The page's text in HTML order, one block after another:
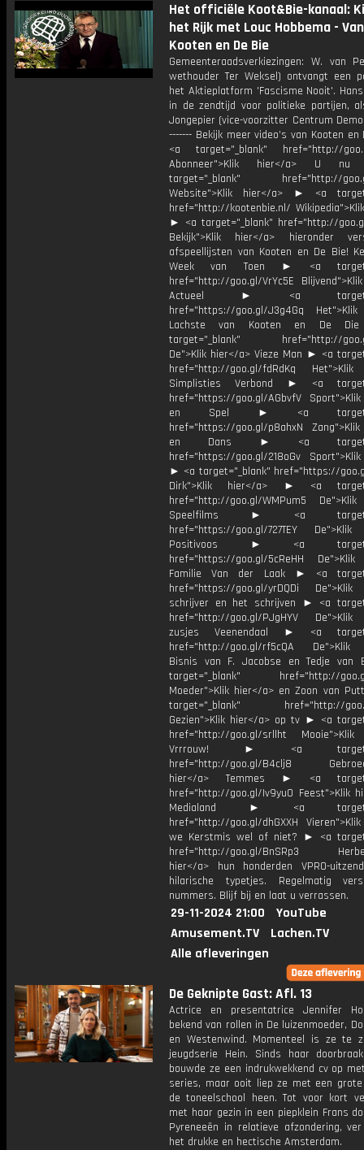
Het officiële Koot&Bie-kanaal:
het Rijk met Louc Hobbema - Van
Kooten en De Bie
Gemeenteraadsverkiezingen: W. van
wethouder Ter Weksel) ontvangt een
het Aktieplatform 'Fascisme Nooit'.
in de zendtijd voor politieke partijen,
Jongepier (vice-voorzitter Centrum
------- Bekijk meer video’s van Kooten
<a target="_blank" href="http://
Abonneer">Klik hier</a> U
target="_blank" href="http://
Website">Klik hier</a> ► <a
href="http://kootenbie.nl/
► <a target="_blank" href="http://
Bekijk">Klik hier</a> hieronder
afspeellijsten van Kooten en De Bie!
Week van Toen ► <a
href="http://goo.gl/VrYc5E
Actueel ► <a
href="https://goo.gl/J3g4Gq
Lachste van Kooten en De
target="_blank" href="http://
De">Klik hier</a> Vieze Man ► <a
href="http://goo.gl/fdRdKq
Simplisties Verbond ► <a
href="https://goo.gl/AGbvfV
en Spel ► <a
href="https://goo.gl/p8ahxN
en Dans ► <a
href="https://goo.gl/218oGv
► <a target="_blank" href="https://
Dirk">Klik hier</a> ► <a
href="http://goo.gl/WMPum5
Speelfilms ► <a
href="https://goo.gl/727TEY
Positivoos ► <a
href="https://goo.gl/5cReHH
Familie Van der Laak ► <a
href="https://goo.gl/yrDQDi
schrijver en het schrijven ► <a
href="http://goo.gl/PJgHYV
zusjes Veenendaal ► <a
href="http://goo.gl/rf5cQA De">Klik
Bisnis van F. Jacobse en Tedje
target="_blank" href="http://goo.gl/
Moeder">Klik hier</a> en Zoon van
target="_blank" href="http://
Gezien">Klik hier</a> op tv ► <a
href="http://goo.gl/srllht
Vrrrouw! ► <a
href="http://goo.gl/B4clj8
hier</a> Temmes ► <a
href="http://goo.gl/Iv9yu0 Feest">Klik
Medialand ► <a
href="http://goo.gl/dhGXXH
we Kerstmis wel of niet? ► <a
href="http://goo.gl/BnSRp3
hier</a> hun honderden VPRO-
hilarische typetjes. Regelmatig
nummers. Blijf bij en laat u verrassen.
29-11-2024 21:00
YouTube
Amusement.TV
Lachen.TV
Alle afleveringen
De Geknipte Gast: Afl. 13
Actrice en presentatrice Jennifer
bekend van rollen in De luizenmoeder,
en Westenwind. Momenteel is ze te
jeugdserie Hein. Sinds haar
bouwde ze een indrukwekkend cv op
series, maar ooit liep ze met een
de toneelschool heen. Tot voor kort
met haar gezin in een piepklein Frans
Pyreneeën in relatieve afzondering,
het drukke en hectische Amsterdam.